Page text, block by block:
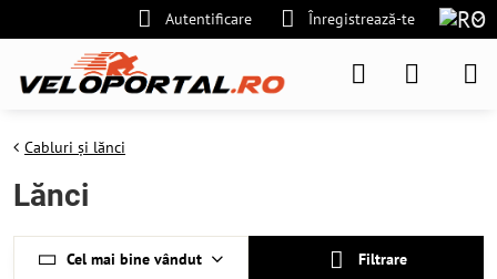
Autentificare Înregistrează-te
Cabluri și lănci
Lănci
Cel mai bine vândut Filtrare